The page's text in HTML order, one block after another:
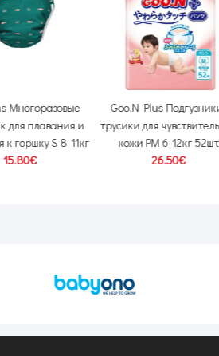
Многоразовые
для плавания и
к горшку S 8-11кг
15.80€
Goo.N Plus
трусики для
кожи PM 6-12кг 52шт
26.50€